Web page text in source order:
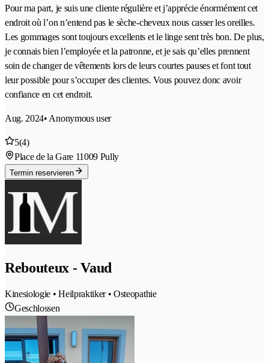
Pour ma part, je suis une cliente régulière et j’apprécie énormément cet
endroit où l’on n’entend pas le sèche-cheveux nous casser les oreilles.
Les gommages sont toujours excellents et le linge sent très bon. De plus,
je connais bien l’employée et la patronne, et je sais qu’elles prennent
soin de changer de vêtements lors de leurs courtes pauses et font tout
leur possible pour s’occuper des clientes. Vous pouvez donc avoir
confiance en cet endroit.
Aug. 2024• Anonymous user
5(4)
Place de la Gare 11009 Pully
Termin reservieren
Rebouteux - Vaud
Kinesiologie • Heilpraktiker • Osteopathie
Geschlossen